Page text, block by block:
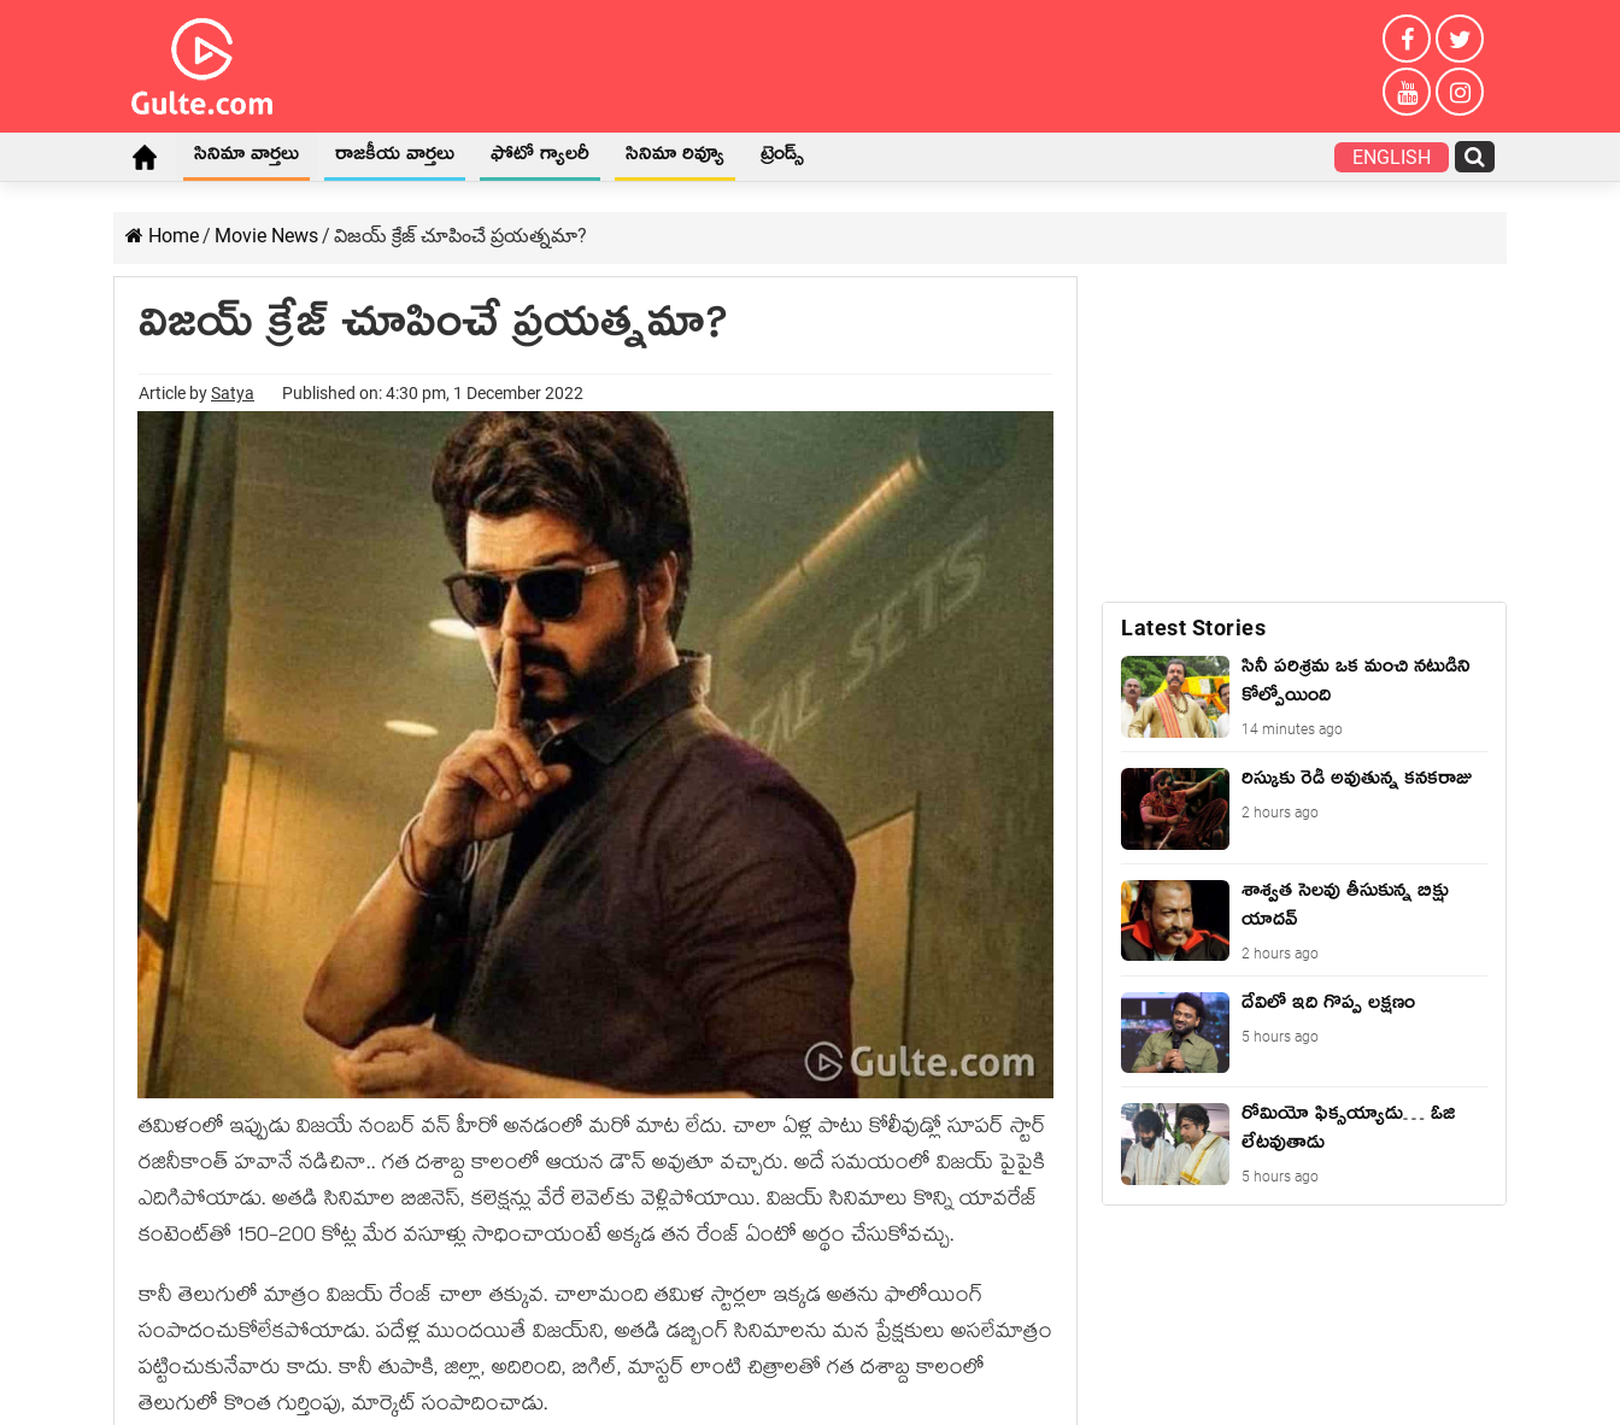
సినిమా వార్తలు రాజకీయ వార్తలు ఫోటో గ్యాలరీ సినిమా రివ్యూ ట్రెండ్స్ ENGLISH
Home/ Movie News/ విజయ్ క్రేజ్ చూపించే ప్రయత్నమా?
విజయ్ క్రేజ్ చూపించే ప్రయత్నమా?
Article bySatya Published on: 4:30 pm, 1 December 2022
తమిళంలో ఇప్పుడు విజయే నంబర్ వన్ హీరో అనడంలో మరో మాట లేదు. చాలా ఏళ్ల పాటు కోలీవుడ్లో సూపర్ స్టార్
రజినీకాంత్ హవానే నడిచినా.. గత దశాబ్ద కాలంలో ఆయన డౌన్ అవుతూ వచ్చారు. అదే సమయంలో విజయ్ పైపైకి
ఎదిగిపోయాడు. అతడి సినిమాల బిజినెస్, కలెక్షన్లు వేరే లెవెల్‌కు వెళ్లిపోయాయి. విజయ్ సినిమాలు కొన్ని యావరేజ్
కంటెంట్‌తో 150-200 కోట్ల మేర వసూళ్లు సాధించాయంటే అక్కడ తన రేంజ్ ఏంటో అర్థం చేసుకోవచ్చు.
కానీ తెలుగులో మాత్రం విజయ్‌ రేంజ్ చాలా తక్కువ. చాలామంది తమిళ స్టార్లలా ఇక్కడ అతను ఫాలోయింగ్
సంపాదంచుకోలేకపోయాడు. పదేళ్ల ముందయితే విజయ్‌ని, అతడి డబ్బింగ్ సినిమాలను మన ప్రేక్షకులు అసలేమాత్రం
పట్టించుకునేవారు కాదు. కానీ తుపాకి, జిల్లా, అదిరింది, బిగిల్, మాస్టర్ లాంటి చిత్రాలతో గత దశాబ్ద కాలంలో
తెలుగులో కొంత గుర్తింపు, మార్కెట్ సంపాదించాడు.
Latest Stories
సినీ పరిశ్రమ ఒక మంచి నటుడిని
కోల్పోయింది
14 minutes ago
రిస్కుకు రెడీ అవుతున్న కనకరాజు
2 hours ago
శాశ్వత సెలవు తీసుకున్న బిక్షు
యాదవ్
2 hours ago
దేవిలో ఇది గొప్ప లక్షణం
5 hours ago
రోమియో ఫిక్సయ్యాడు… ఓజి
లేటవుతాడు
5 hours ago